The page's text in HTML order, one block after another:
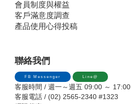
會員制度與權益
客戶滿意度調查
產品使用心得投稿
聯絡我們
FB Messenger Line@
客服時間 / 週一～週五 09:00 ～ 17:00
客服電話 / (02) 2565-2340 #1323